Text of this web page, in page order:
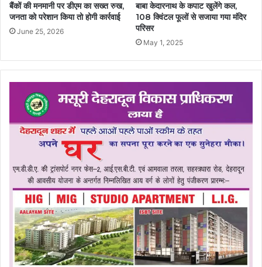
बैंकों की मनमानी पर डीएम का सख्त रुख,
जनता को परेशान किया तो होगी कार्रवाई
June 25, 2026
बाबा केदारनाथ के कपाट खुलेंगे कल,
108 क्विंटल फूलों से सजाया गया मंदिर
परिसर
May 1, 2025